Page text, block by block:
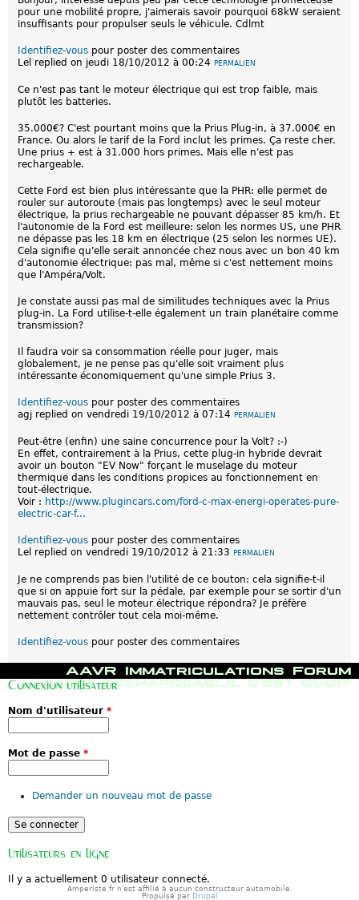
pour une mobilité propre, j'aimerais savoir pourquoi 68kW seraient
insuffisants pour propulser seuls le véhicule. Cdlmt
Identifiez-vous pour poster des commentaires
Lel replied on jeudi 18/10/2012 à 00:24 PERMALIEN
Ce n'est pas tant le moteur électrique qui est trop faible, mais
plutôt les batteries.
35.000€? C'est pourtant moins que la Prius Plug-in, à 37.000€ en
France. Ou alors le tarif de la Ford inclut les primes. Ça reste cher.
Une prius + est à 31.000 hors primes. Mais elle n'est pas
rechargeable.
Cette Ford est bien plus intéressante que la PHR: elle permet de
rouler sur autoroute (mais pas longtemps) avec le seul moteur
électrique, la prius rechargeable ne pouvant dépasser 85 km/h. Et
l'autonomie de la Ford est meilleure: selon les normes US, une PHR
ne dépasse pas les 18 km en électrique (25 selon les normes UE).
Cela signifie qu'elle serait annoncée chez nous avec un bon 40 km
d'autonomie électrique: pas mal, même si c'est nettement moins
que l'Ampéra/Volt.
Je constate aussi pas mal de similitudes techniques avec la Prius
plug-in. La Ford utilise-t-elle également un train planétaire comme
transmission?
Il faudra voir sa consommation réelle pour juger, mais
globalement, je ne pense pas qu'elle soit vraiment plus
intéressante économiquement qu'une simple Prius 3.
Identifiez-vous pour poster des commentaires
agj replied on vendredi 19/10/2012 à 07:14 PERMALIEN
Peut-être (enfin) une saine concurrence pour la Volt? :-)
En effet, contrairement à la Prius, cette plug-in hybride devrait
avoir un bouton "EV Now" forçant le muselage du moteur
thermique dans les conditions propices au fonctionnement en
tout-électrique.
Voir : http://www.plugincars.com/ford-c-max-energi-operates-pure-
electric-car-f...
Identifiez-vous pour poster des commentaires
Lel replied on vendredi 19/10/2012 à 21:33 PERMALIEN
Je ne comprends pas bien l'utilité de ce bouton: cela signifie-t-il
que si on appuie fort sur la pédale, par exemple pour se sortir d'un
mauvais pas, seul le moteur électrique répondra? Je préfère
nettement contrôler tout cela moi-même.
Identifiez-vous pour poster des commentaires
M
e
p
Forum
Immatriculations
AAVR
Hybride rechargeable, c'est quoi?
Connexion utilisateur
Nom d'utilisateur *
Mot de passe *
Demander un nouveau mot de passe
Utilisateurs en ligne
Il y a actuellement 0 utilisateur connecté.
Amperiste.fr n'est affilié à aucun constructeur automobile.
Propulsé par Drupal